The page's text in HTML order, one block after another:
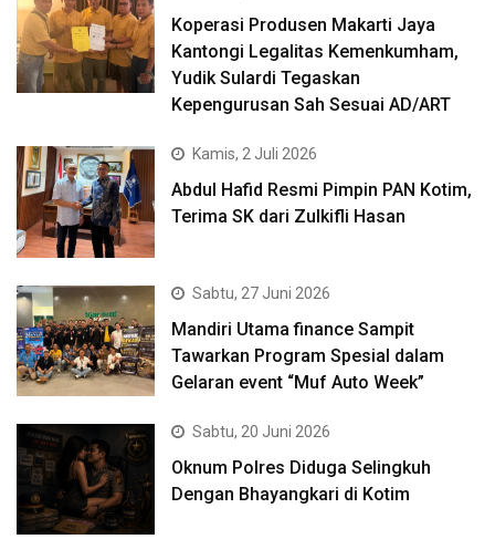
Koperasi Produsen Makarti Jaya
Kantongi Legalitas Kemenkumham,
Yudik Sulardi Tegaskan
Kepengurusan Sah Sesuai AD/ART
Kamis, 2 Juli 2026
Abdul Hafid Resmi Pimpin PAN Kotim,
Terima SK dari Zulkifli Hasan
Sabtu, 27 Juni 2026
Mandiri Utama finance Sampit
Tawarkan Program Spesial dalam
Gelaran event “Muf Auto Week”
Sabtu, 20 Juni 2026
Oknum Polres Diduga Selingkuh
Dengan Bhayangkari di Kotim